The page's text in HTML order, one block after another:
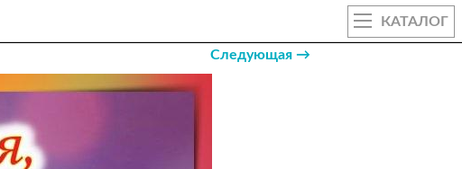
КАТАЛОГ
Следующая →